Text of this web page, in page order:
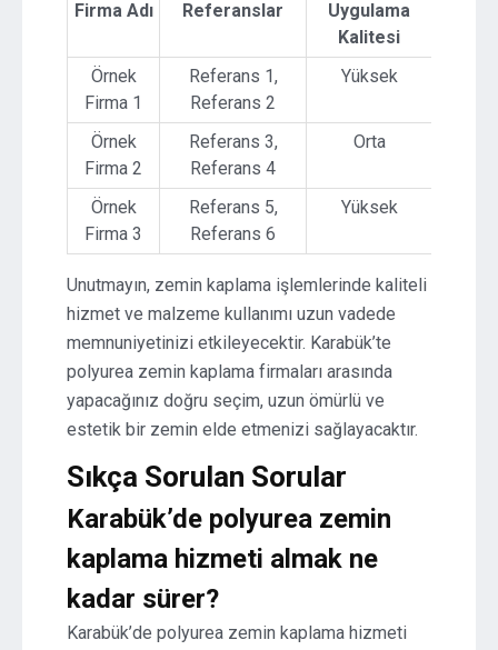
Firma Adı Referanslar
Uygulama
Kalitesi
Örnek
Firma 1
Referans 1,
Referans 2
Yüksek
Örnek
Firma 2
Referans 3,
Referans 4
Orta
Örnek
Firma 3
Referans 5,
Referans 6
Yüksek
Unutmayın, zemin kaplama işlemlerinde kaliteli
hizmet ve malzeme kullanımı uzun vadede
memnuniyetinizi etkileyecektir. Karabük’te
polyurea zemin kaplama firmaları arasında
yapacağınız doğru seçim, uzun ömürlü ve
estetik bir zemin elde etmenizi sağlayacaktır.
Sıkça Sorulan Sorular
Karabük’de polyurea zemin
kaplama hizmeti almak ne
kadar sürer?
Karabük’de polyurea zemin kaplama hizmeti